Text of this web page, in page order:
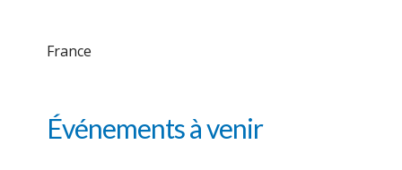
France
Événements à venir